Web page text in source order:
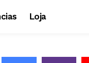
Loja